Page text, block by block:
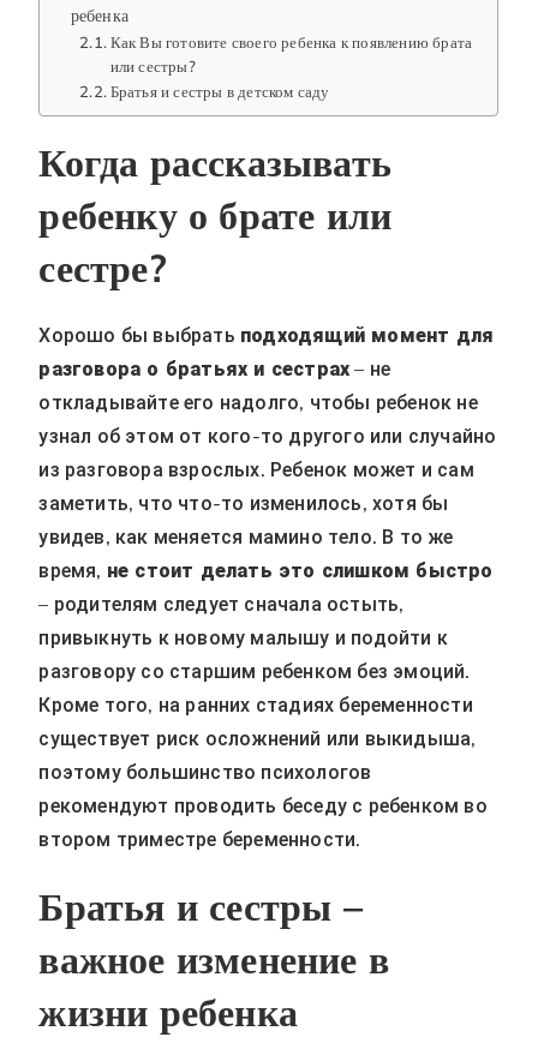
ребенка
Как Вы готовите своего ребенка к появлению брата
или сестры?
Братья и сестры в детском саду
Когда рассказывать
ребенку о брате или
сестре?
Хорошо бы выбрать подходящий момент для
разговора о братьях и сестрах – не
откладывайте его надолго, чтобы ребенок не
узнал об этом от кого-то другого или случайно
из разговора взрослых. Ребенок может и сам
заметить, что что-то изменилось, хотя бы
увидев, как меняется мамино тело. В то же
время, не стоит делать это слишком быстро
– родителям следует сначала остыть,
привыкнуть к новому малышу и подойти к
разговору со старшим ребенком без эмоций.
Кроме того, на ранних стадиях беременности
существует риск осложнений или выкидыша,
поэтому большинство психологов
рекомендуют проводить беседу с ребенком во
втором триместре беременности.
Братья и сестры –
важное изменение в
жизни ребенка